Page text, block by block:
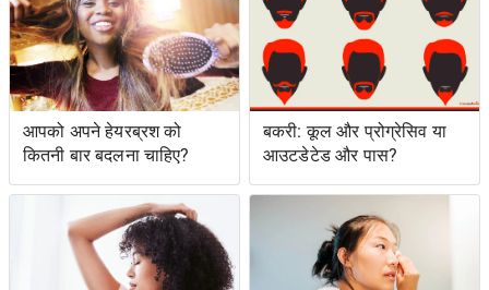
आपको अपने हेयरब्रश को
कितनी बार बदलना चाहिए?
बकरी: कूल और प्रोग्रेसिव या
आउटडेटेड और पास?